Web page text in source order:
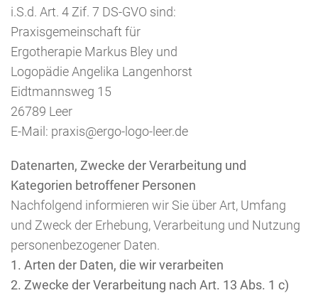
i.S.d. Art. 4 Zif. 7 DS-GVO sind:
Praxisgemeinschaft für
Ergotherapie Markus Bley und
Logopädie Angelika Langenhorst
Eidtmannsweg 15
26789 Leer
E-Mail: praxis@ergo-logo-leer.de
Datenarten, Zwecke der Verarbeitung und
Kategorien betroffener Personen
Nachfolgend informieren wir Sie über Art, Umfang
und Zweck der Erhebung, Verarbeitung und Nutzung
personenbezogener Daten.
1. Arten der Daten, die wir verarbeiten
2. Zwecke der Verarbeitung nach Art. 13 Abs. 1 c)